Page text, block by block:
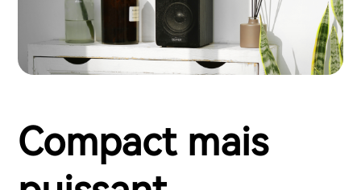
Compact mais